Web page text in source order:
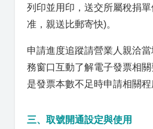
列印並用印，送交所屬稅捐
准，親送比郵寄快)。
申請進度追蹤請營業人親洽
務窗口互動了解電子發票相
是發票本數不足時申請相關程
三、取號開通設定與使用